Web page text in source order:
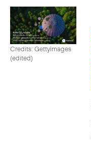
Credits: Gettyimages
(edited)